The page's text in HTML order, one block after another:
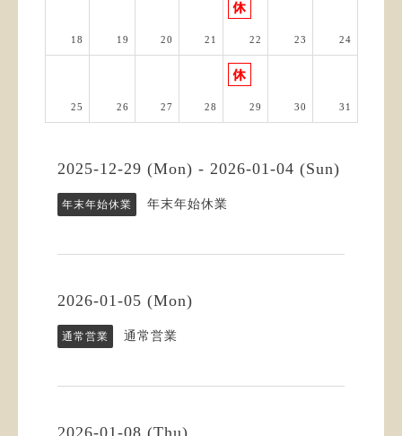
18 19 20 21 22 23 24
25 26 27 28 29 30 31
2025-12-29 (Mon) - 2026-01-04 (Sun)
年末年始休業 年末年始休業
2026-01-05 (Mon)
通常営業 通常営業